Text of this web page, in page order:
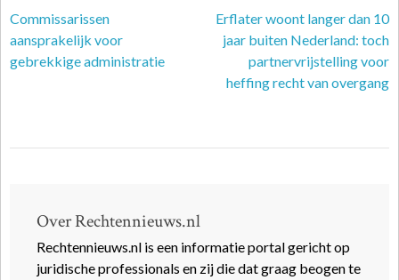
Commissarissen
aansprakelijk voor
gebrekkige administratie
Erflater woont langer dan 10
jaar buiten Nederland: toch
partnervrijstelling voor
heffing recht van overgang
Over Rechtennieuws.nl
Rechtennieuws.nl is een informatie portal gericht op
juridische professionals en zij die dat graag beogen te